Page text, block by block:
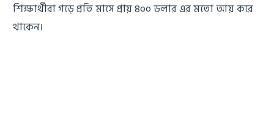
শিক্ষার্থীরা গড়ে প্রতি মাসে প্রায় ৪০০ ডলার এর মতো আয় করে
থাকেন।